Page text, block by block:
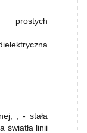
, - stała
światła linii